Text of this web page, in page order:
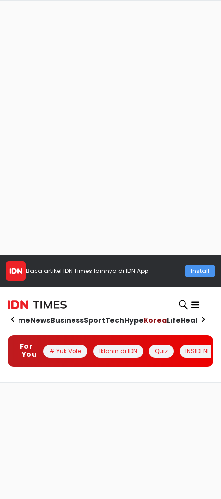
Baca artikel IDN Times lainnya di IDN App Install
HomeNewsBusinessSportTechHypeKoreaLifeHealth
For
You
# Yuk Vote Iklanin di IDN Quiz INSIDENESIA